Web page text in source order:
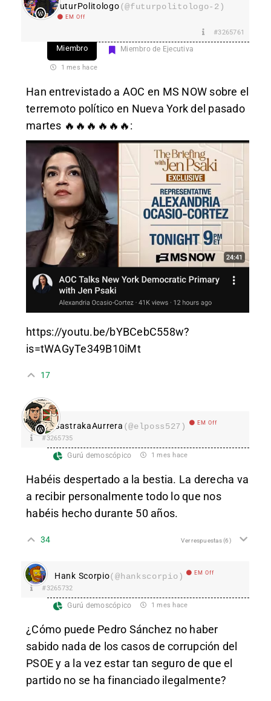
FuturPolitologo(@futurpolitologo-2)
EM Off
#3265761
Miembro Miembro de Ejecutiva
1 mes hace
Han entrevistado a AOC en MS NOW sobre el
terremoto político en Nueva York del pasado
martes 🔥🔥🔥🔥🔥🔥:
https://youtu.be/bYBCebC558w?
is=tWAGyTe349B10iMt
17
SastrakaAurrera (@elposs527) EM Off
#3265735
Gurú demoscópico 1 mes hace
Habéis despertado a la bestia. La derecha va
a recibir personalmente todo lo que nos
habéis hecho durante 50 años.
34 Ver respuestas(6)
Hank Scorpio(@hankscorpio) EM Off
#3265732
Gurú demoscópico 1 mes hace
¿Cómo puede Pedro Sánchez no haber
sabido nada de los casos de corrupción del
PSOE y a la vez estar tan seguro de que el
partido no se ha financiado ilegalmente?